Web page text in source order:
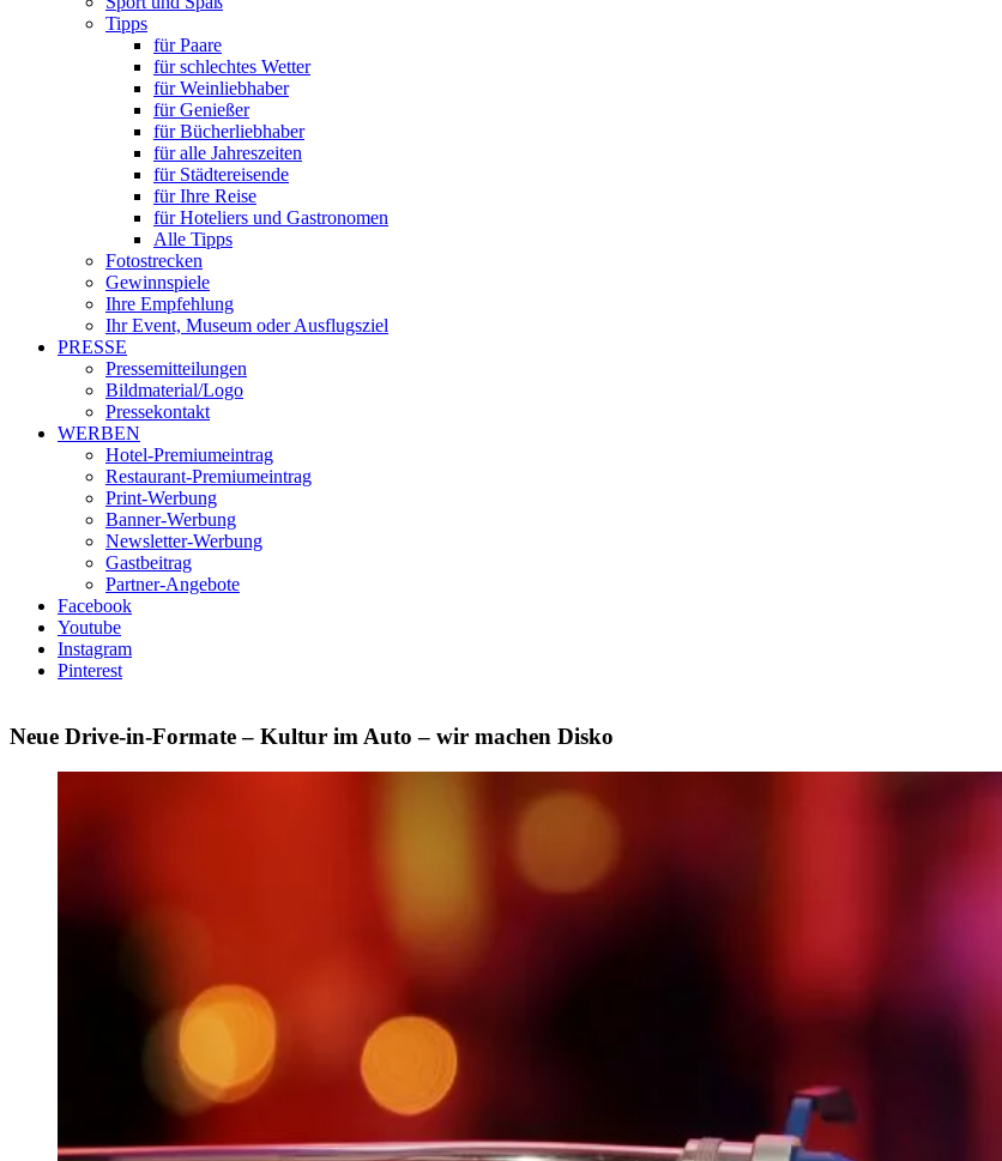
Tipps
für Paare
für schlechtes Wetter
für Weinliebhaber
für Genießer
für Bücherliebhaber
für alle Jahreszeiten
für Städtereisende
für Ihre Reise
für Hoteliers und Gastronomen
Alle Tipps
Fotostrecken
Gewinnspiele
Ihre Empfehlung
Ihr Event, Museum oder Ausflugsziel
PRESSE
Pressemitteilungen
Bildmaterial/Logo
Pressekontakt
WERBEN
Hotel-Premiumeintrag
Restaurant-Premiumeintrag
Print-Werbung
Banner-Werbung
Newsletter-Werbung
Gastbeitrag
Partner-Angebote
Facebook
Youtube
Instagram
Pinterest
Neue Drive-in-Formate – Kultur im Auto – wir machen Disko